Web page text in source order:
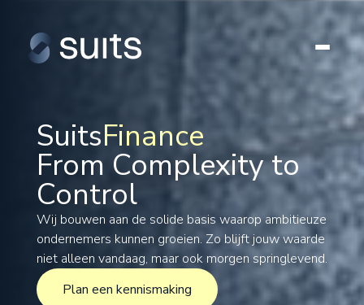
SuitsFinance
Tax
Legal
Formations
International
Projects
From Complexity to
Control
Wij bouwen aan de solide basis waarop ambitieuze
ondernemers kunnen groeien. Zo blijft jouw waarde
niet alleen vandaag, maar ook morgen springlevend.
Plan een kennismaking